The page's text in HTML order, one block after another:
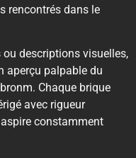
rencontrés dans le
descriptions visuelles,
aperçu palpable du
Chaque brique
avec rigueur
constamment